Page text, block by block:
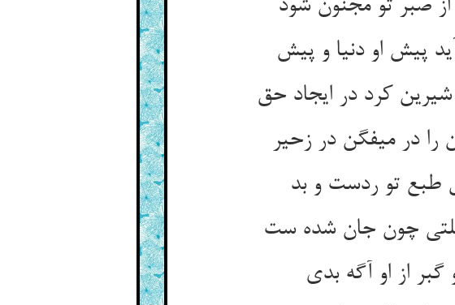
صبر تو مجنون شود
در میفگن در زحیر
طبع تو ردست و بد